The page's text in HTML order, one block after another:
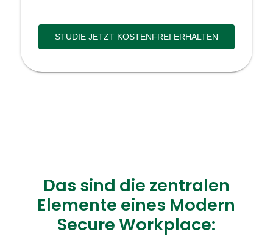
STUDIE JETZT KOSTENFREI ERHALTEN
Das sind die zentralen
Elemente eines Modern
Secure Workplace: